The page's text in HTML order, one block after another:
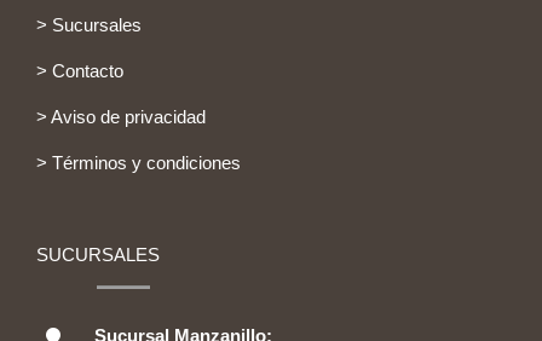
> Sucursales
> Contacto
> Aviso de privacidad
> Términos y condiciones
SUCURSALES
Sucursal Manzanillo: